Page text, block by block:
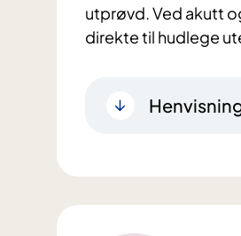
utprøvd. Ved akutt
direkte til hudlege